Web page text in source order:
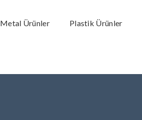
Metal Ürünler Plastik Ürünler